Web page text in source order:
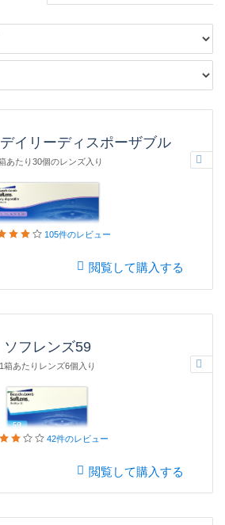
イリーディスポーザブル
あたり30個のレンズ入り
105件のレビュー
閲覧して購入する
ソフレンズ59
1箱あたりレンズ6個入り
42件のレビュー
閲覧して購入する